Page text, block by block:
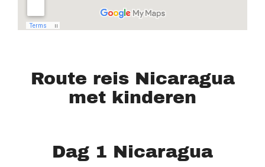
Route reis Nicaragua
met kinderen
Dag 1 Nicaragua